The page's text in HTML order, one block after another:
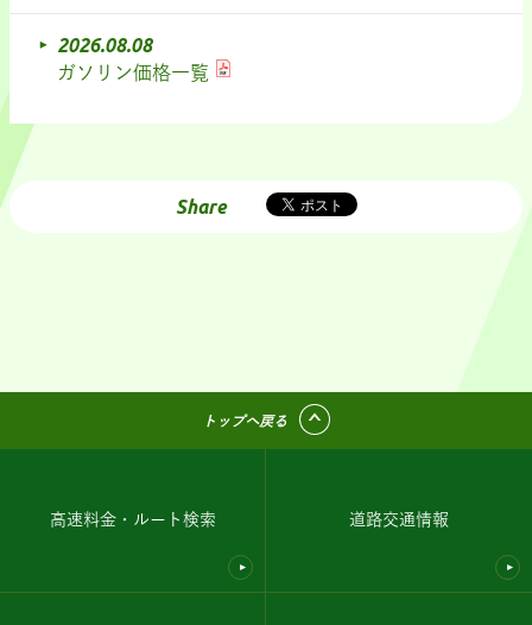
2026.08.08
ガソリン価格一覧
Share
トップへ戻る
高速料金・ルート検索 道路交通情報